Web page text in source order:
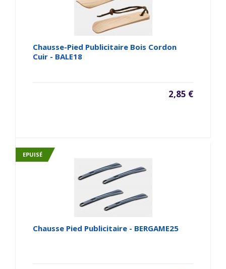
Chausse-Pied Publicitaire Bois Cordon
Cuir - BALE18
2,85 €
EPUISÉ
Chausse Pied Publicitaire - BERGAME25